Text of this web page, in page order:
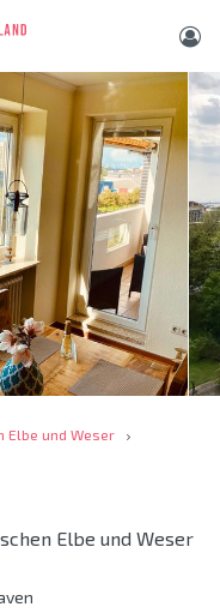
Elbe und Weser
Elbe und Weser